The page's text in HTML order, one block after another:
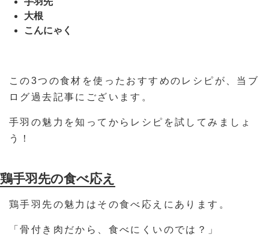
大根
こんにゃく
この3つの食材を使ったおすすめのレシピが、当ブ
ログ過去記事にございます。
手羽の魅力を知ってからレシピを試してみましょ
う！
鶏手羽先の食べ応え
鶏手羽先の魅力はその食べ応えにあります。
「骨付き肉だから、食べにくいのでは？」